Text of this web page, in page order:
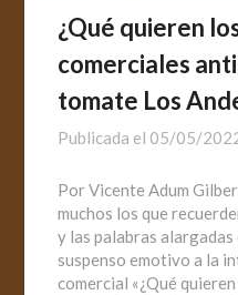
¿Qué quieren
comerciales
tomate Los
Publicada el 05/05/
Por Vicente Adum
muchos los que
y las palabras alargadas
suspenso emotivo a la
comercial «¿Qué